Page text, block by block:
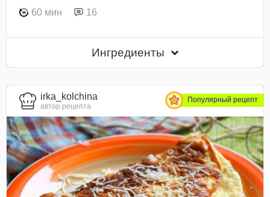
60 мин
16
Ингредиенты
irka_kolchina
автор рецепта
Популярный рецепт